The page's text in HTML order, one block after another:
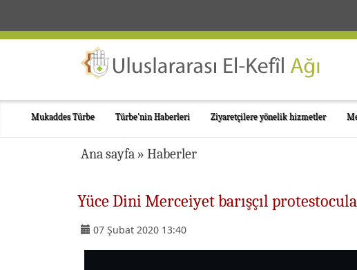
Mukaddes Türbe Türbe'nin Haberleri Ziyaretçilere yönelik hizmetler
Ana sayfa » Haberler
Yüce Dini Merceiyet barışçıl
07 Şubat 2020 13:40